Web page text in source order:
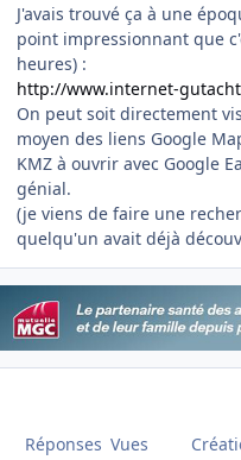
J'avais trouvé ça à une
point impressionnant que
heures) :
http://www.internet-
On peut soit directement
moyen des liens Google
KMZ à ouvrir avec Google
génial.
(je viens de faire une
quelqu'un avait déjà
Réponses Vues